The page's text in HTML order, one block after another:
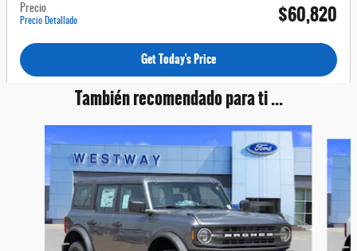
Precio
Precio Detallado $60,820
Get Today's Price
También recomendado para ti ...